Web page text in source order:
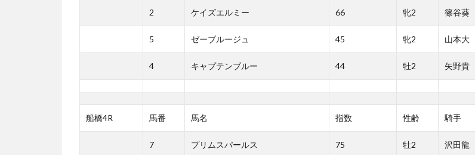
2 ケイズエルミー 66 牝2 篠谷葵
5 ゼーブルージュ 45 牝2 山本大
4 キャプテンブルー 44 牡2 矢野貴
船橋4R 馬番 馬名 指数 性齢 騎手
7 プリムスパールス 75 牡2 沢田龍